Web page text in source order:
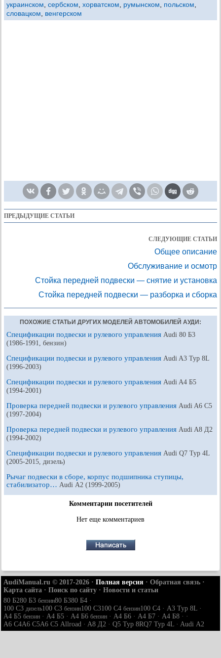
украинском сербском хорватском румынском польском
словацком
венгерском
ПРЕДЫДУЩИЕ СТАТЬИ
СЛЕДУЮЩИЕ СТАТЬИ
Общее описание
Обслуживание и осмотр
Стойка передней подвески — снятие и установка
Стойка передней подвески — разборка и сборка
ПОХОЖИЕ СТАТЬИ ДРУГИХ МОДЕЛЕЙ АВТОМОБИЛЕЙ АУДИ:
Спецификации подвески и рулевого управления Audi 80 Б3
(1986-1991, бензин)
Спецификации подвески и рулевого управления Audi A3 Typ 8L
(1996-2003)
Спецификации подвески и рулевого управления Audi A4 Б5
(1994-2001)
Проверка передней подвески и рулевого управления Audi A6 С5
(1997-2004)
Проверка передней подвески и рулевого управления Audi A8 Д2
(1994-2002)
Спецификации подвески и рулевого управления Audi Q7 Typ 4L
(2005-2015, дизель)
Рычаг подвески в сборе, корпус подшипника ступицы,
стабилизатор… Audi А2 (1999-2005)
Комментарии посетителей
Нет еще комментариев
AudiManual.ru © 2017-2026 · Полная версия · Обратная связь ·
Карта сайта · Поиск по сайту · Новости и статьи
80 Б280 Б3 бензин80 Б380 Б4 ·
100 С3 дизель100 С3 бензин100 С3100 С4 бензин100 С4 · A3 Typ 8L ·
A4 Б5 бензин · A4 Б5 · A4 Б6 бензин · A4 Б6 · A4 Б7 · A4 Б8 · ·
A6 С4A6 С5A6 С5 Allroad · A8 Д2 · Q5 Typ 8RQ7 Typ 4L · Audi А2